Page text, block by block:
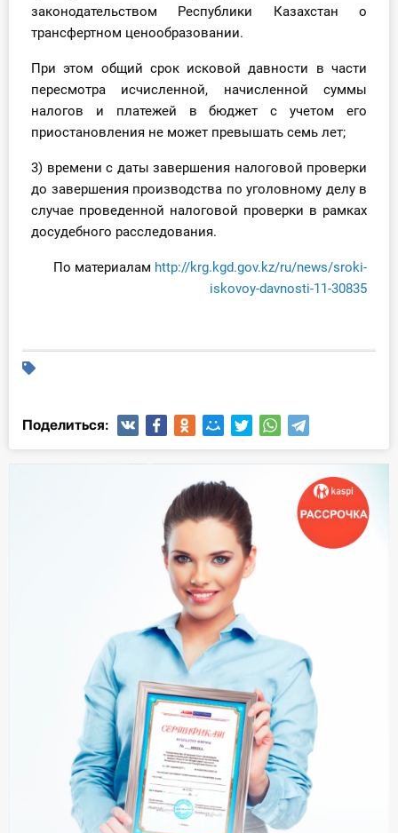
законодательством Республики Казахстан о
трансфертном ценообразовании.
При этом общий срок исковой давности в части
пересмотра исчисленной, начисленной суммы
налогов и платежей в бюджет с учетом его
приостановления не может превышать семь лет;
3) времени с даты завершения налоговой проверки
до завершения производства по уголовному делу в
случае проведенной налоговой проверки в рамках
досудебного расследования.
По материалам http://krg.kgd.gov.kz/ru/news/sroki-
iskovoy-davnosti-11-30835
Поделиться: